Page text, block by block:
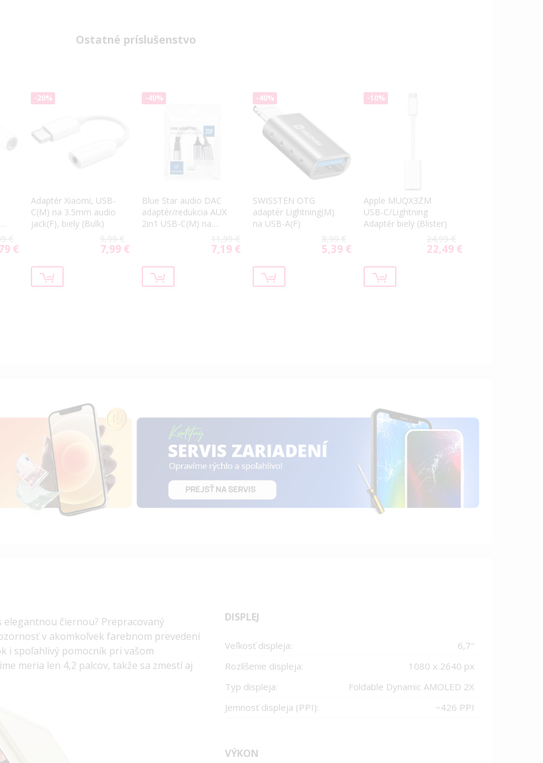
Ostatné príslušenstvo
€
€
-20%
Adaptér Xiaomi, USB-
C(M) na 3.5mm audio
jack(F), biely (Bulk)
9,99 €
Special
7,99 €
-40%
Blue Star audio DAC
adaptér/redukcia AUX
2in1 USB-C(M) na
USB-C(F)/USB-C(F),11,99 €
Special
7,19 €
-40%
SWISSTEN OTG
adaptér Lightning(M)
na USB-A(F)
8,99 €
Special
5,39 €
-10%
Apple MUQX3ZM
USB-C/Lightning
Adaptér biely (Blister)
24,99 €
Special
22,49 €
elegantnou čiernou? Prepracovaný
v akomkoľvek farebnom prevedení
i spoľahlivý pomocník pri vašom
meria len 4,2 palcov, takže sa zmestí aj
DISPLEJ
Veľkosť displeja: 6,7"
Rozlíšenie displeja:
1080 x 2640 px
Typ displeja:
Foldable Dynamic AMOLED 2X
Jemnosť displeja (PPI):
~426 PPI
VÝKON